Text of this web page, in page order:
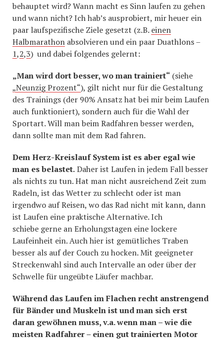
behauptet wird? Wann macht es Sinn laufen zu gehen
und wann nicht? Ich hab’s ausprobiert, mir heuer ein
paar laufspezifische Ziele gesetzt (z.B. einen
Halbmarathon absolvieren und ein paar Duathlons –
1,2,3) und dabei folgendes gelernt:
„Man wird dort besser, wo man trainiert“ (siehe
„Neunzig Prozent“), gilt nicht nur für die Gestaltung
des Trainings (der 90% Ansatz hat bei mir beim Laufen
auch funktioniert), sondern auch für die Wahl der
Sportart. Will man beim Radfahren besser werden,
dann sollte man mit dem Rad fahren.
Dem Herz-Kreislauf System ist es aber egal wie
man es belastet.Daher ist Laufen in jedem Fall besser
als nichts zu tun. Hat man nicht ausreichend Zeit zum
Radeln, ist das Wetter zu schlecht oder ist man
irgendwo auf Reisen, wo das Rad nicht mit kann, dann
ist Laufen eine praktische Alternative. Ich
schiebe gerne an Erholungstagen eine lockere
Laufeinheit ein. Auch hier ist gemütliches Traben
besser als auf der Couch zu hocken. Mit geeigneter
Streckenwahl sind auch Intervalle an oder über der
Schwelle für ungeübte Läufer machbar.
Während das Laufen im Flachen recht anstrengend
für Bänder und Muskeln ist und man sich erst
daran gewöhnen muss, v.a. wenn man – wie die
meisten Radfahrer – einen gut trainierten Motor